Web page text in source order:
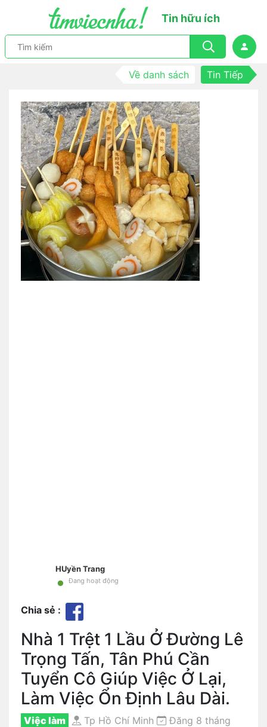
Tin hữu ích
Về danh sách Tin Tiếp
HUyền Trang
• Đang hoạt động
Chia sẻ :
Nhà 1 Trệt 1 Lầu Ở Đường Lê
Trọng Tấn, Tân Phú Cần
Tuyển Cô Giúp Việc Ở Lại,
Làm Việc Ổn Định Lâu Dài.
Việc làm Tp Hồ Chí Minh
Đăng 8 tháng